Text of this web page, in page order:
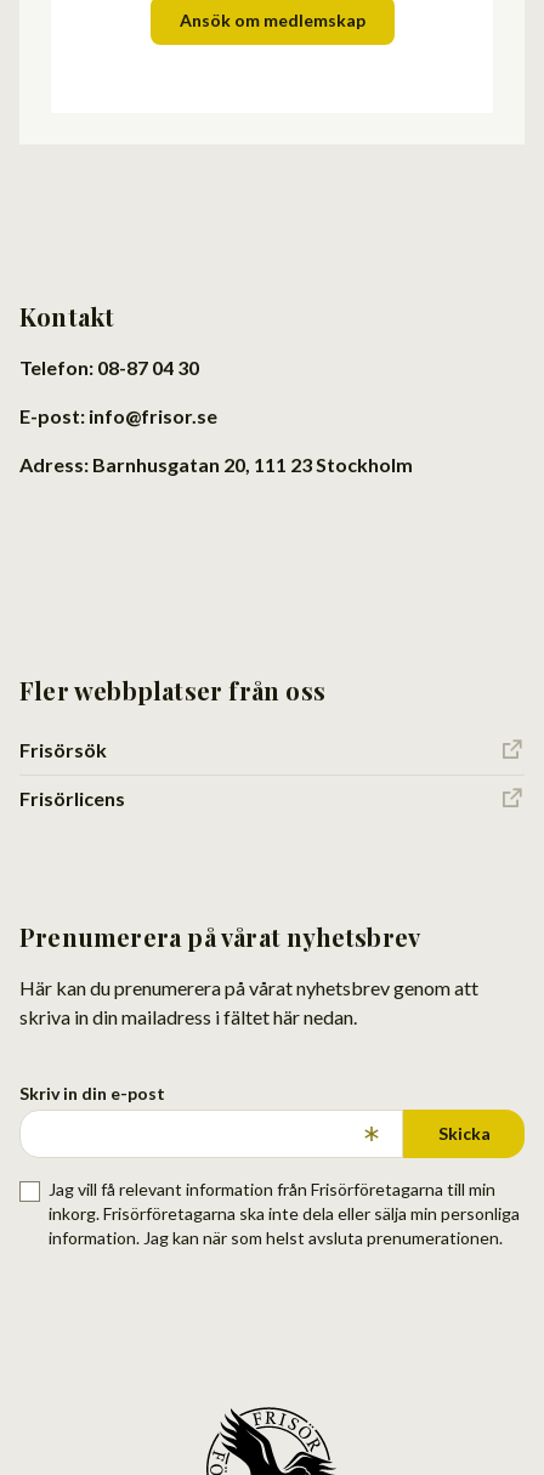
Ansök om medlemskap
Kontakt
Telefon: 08-87 04 30
E-post: info@frisor.se
Adress: Barnhusgatan 20, 111 23 Stockholm
Fler webbplatser från oss
Frisörsök
Frisörlicens
Prenumerera på vårat nyhetsbrev
Här kan du prenumerera på vårat nyhetsbrev genom att
skriva in din mailadress i fältet här nedan.
Skriv in din e-post
Skicka
Jag vill få relevant information från Frisörföretagarna till min
inkorg. Frisörföretagarna ska inte dela eller sälja min personliga
information. Jag kan när som helst avsluta prenumerationen.